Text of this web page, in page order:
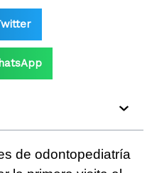
de odontopediatría